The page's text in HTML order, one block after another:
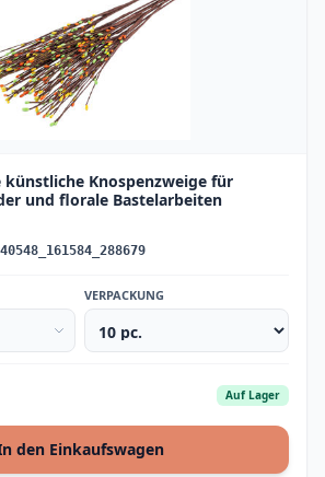
Knospenzweige für
und florale Bastelarbeiten
VERPACKUNG
Auf Lager
den Einkaufswagen